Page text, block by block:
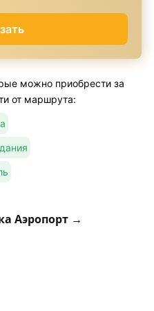
можно приобрести за
от маршрута:
Аэропорт →